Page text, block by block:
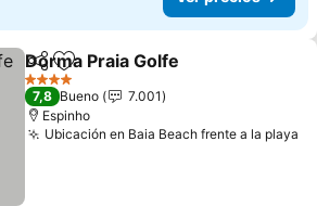
CompartirAgregar a favoritos
Dorma Praia Golfe
4 Estrellas
7,8 Bueno
7.001
Espinho
Ubicación en Baia Beach frente a la playa